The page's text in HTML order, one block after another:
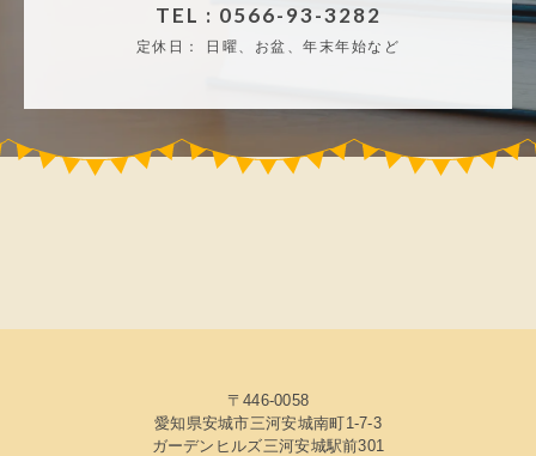
TEL : 0566-93-3282
定休日： 日曜、お盆、年末年始など
〒446-0058
愛知県安城市三河安城南町1-7-3
ガーデンヒルズ三河安城駅前301